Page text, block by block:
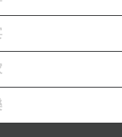
慕的焦點